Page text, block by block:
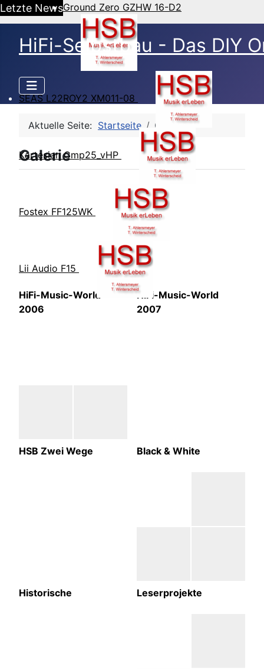
Letzte NewsGround Zero GZHW 16-D2
SEAS L22ROY2 XM011-08
Kartesian Cmp25_vHP
Fostex FF125WK
Lii Audio F15
HiFi-Selbstbau - Das DIY
Aktuelle Seite: Startseite Galerie
Galerie
HiFi-Music-World
2006
HiFi-Music-World
2007
HSB Zwei Wege Black & White
Historische Leserprojekte